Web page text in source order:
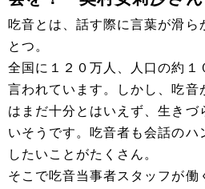
吃音とは、話す際に言葉が滑ら
とつ。
全国に１２０万人、人口の約１
言われています。しかし、吃音
はまだ十分とはいえず、生きづ
いそうです。吃音者も会話のハ
したいことがたくさん。
そこで吃音当事者スタッフが働